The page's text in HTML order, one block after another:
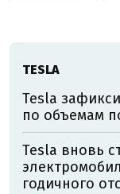
TESLA
Tesla
по объемам
Tesla вновь
годичного